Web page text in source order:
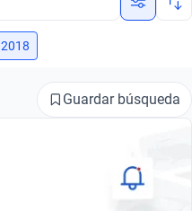
2018
Guardar búsqueda